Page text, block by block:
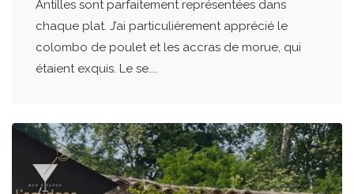
Antilles sont parfaitement représentées dans
chaque plat. J’ai particulièrement apprécié le
colombo de poulet et les accras de morue, qui
étaient exquis. Le se....